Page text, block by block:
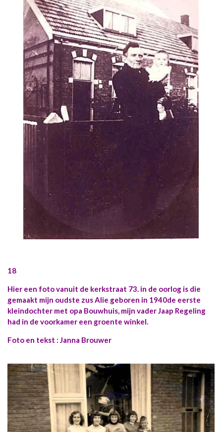
18
Hier een foto vanuit de kerkstraat 73. in de oorlog is die
gemaakt mijn oudste zus Alie geboren in 1940de eerste
kleindochter met opa Bouwhuis, mijn vader Jaap Regeling
had in de voorkamer een groente winkel.
Foto en tekst : Janna Brouwer